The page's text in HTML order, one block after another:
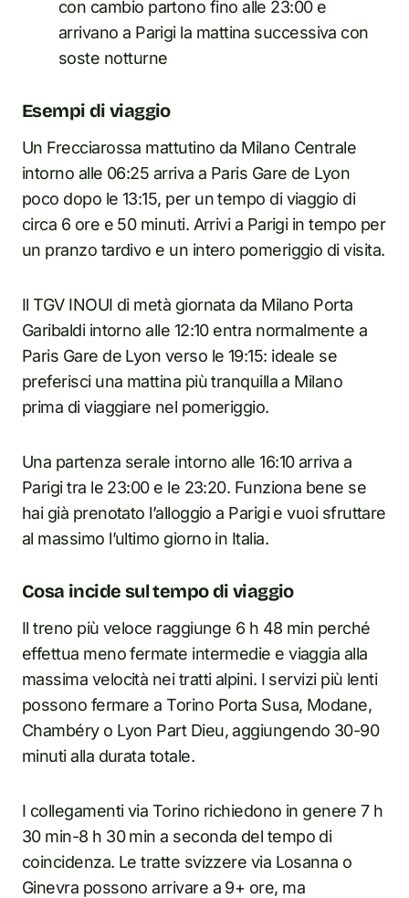
con cambio partono fino alle 23:00 e
arrivano a Parigi la mattina successiva con
soste notturne
Esempi di viaggio
Un Frecciarossa mattutino da Milano Centrale
intorno alle 06:25 arriva a Paris Gare de Lyon
poco dopo le 13:15, per un tempo di viaggio di
circa 6 ore e 50 minuti. Arrivi a Parigi in tempo per
un pranzo tardivo e un intero pomeriggio di visita.
Il TGV INOUI di metà giornata da Milano Porta
Garibaldi intorno alle 12:10 entra normalmente a
Paris Gare de Lyon verso le 19:15: ideale se
preferisci una mattina più tranquilla a Milano
prima di viaggiare nel pomeriggio.
Una partenza serale intorno alle 16:10 arriva a
Parigi tra le 23:00 e le 23:20. Funziona bene se
hai già prenotato l’alloggio a Parigi e vuoi sfruttare
al massimo l’ultimo giorno in Italia.
Cosa incide sul tempo di viaggio
Il treno più veloce raggiunge 6 h 48 min perché
effettua meno fermate intermedie e viaggia alla
massima velocità nei tratti alpini. I servizi più lenti
possono fermare a Torino Porta Susa, Modane,
Chambéry o Lyon Part Dieu, aggiungendo 30-90
minuti alla durata totale.
I collegamenti via Torino richiedono in genere 7 h
30 min-8 h 30 min a seconda del tempo di
coincidenza. Le tratte svizzere via Losanna o
Ginevra possono arrivare a 9+ ore, ma